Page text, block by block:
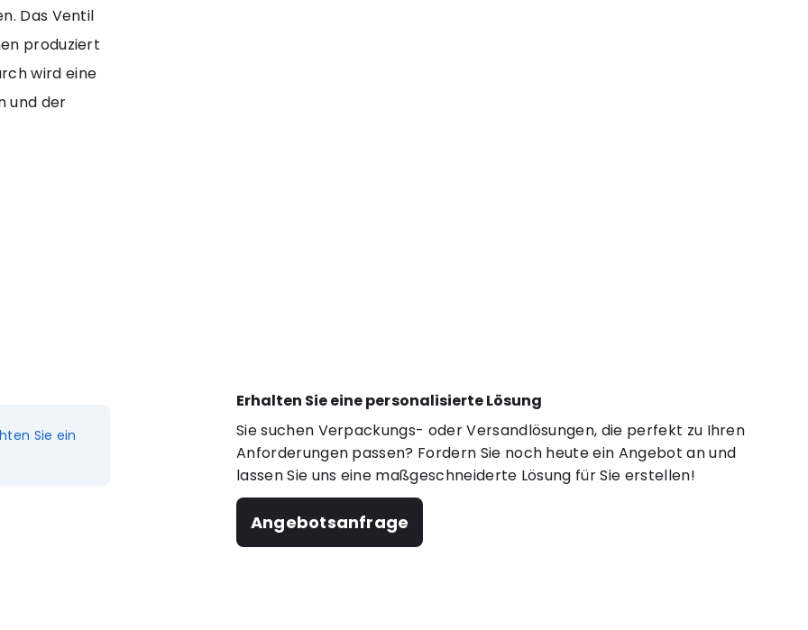
Erhalten Sie eine personalisierte Lösung
Sie suchen Verpackungs- oder Versandlösungen, die perfekt zu Ihren
Anforderungen passen? Fordern Sie noch heute ein Angebot an und
lassen Sie uns eine maßgeschneiderte Lösung für Sie erstellen!
Angebotsanfrage
Das Ventil
produziert
wird eine
und der
Sie ein